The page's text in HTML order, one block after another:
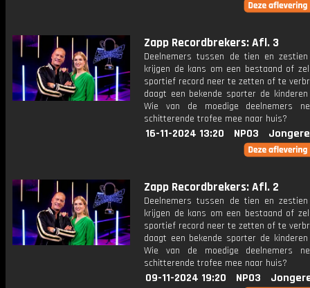
Zapp Recordbrekers: Afl. 3
Deelnemers tussen de tien en
krijgen de kans om een bestaand of
sportief record neer te zetten of te
daagt een bekende sporter de
Wie van de moedige deelnemers
schitterende trofee mee naar huis?
16-11-2024 13:20 NPO3
Zapp Recordbrekers: Afl. 2
Deelnemers tussen de tien en
krijgen de kans om een bestaand of
sportief record neer te zetten of te
daagt een bekende sporter de
Wie van de moedige deelnemers
schitterende trofee mee naar huis?
09-11-2024 19:20 NPO3